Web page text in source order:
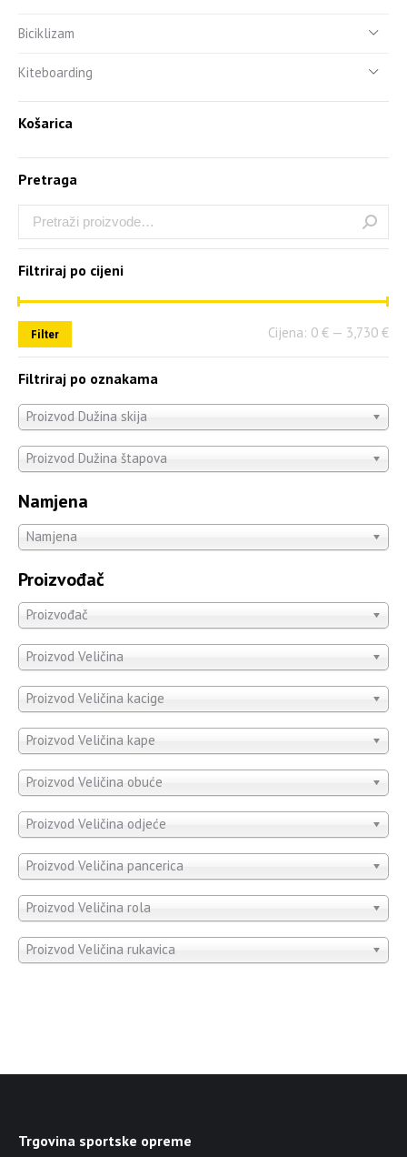
Biciklizam
Kiteboarding
Košarica
Pretraga
Filtriraj po cijeni
Filter Cijena: 0 € — 3,730 €
Filtriraj po oznakama
Proizvod Dužina skija
Proizvod Dužina štapova
Namjena
Namjena
Proizvođač
Proizvođač
Proizvod Veličina
Proizvod Veličina kacige
Proizvod Veličina kape
Proizvod Veličina obuće
Proizvod Veličina odjeće
Proizvod Veličina pancerica
Proizvod Veličina rola
Proizvod Veličina rukavica
Trgovina sportske opreme